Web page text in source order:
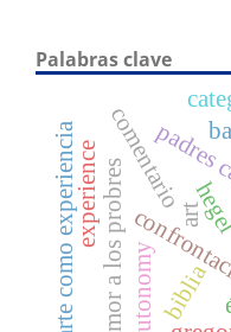
Palabras clave
biblia
amor a los probres
comentario
art
experience
el arte como experiencia autonomy